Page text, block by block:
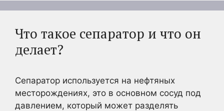
Что такое сепаратор и что он
делает?
Сепаратор используется на нефтяных
месторождениях, это в основном сосуд под
давлением, который может разделять